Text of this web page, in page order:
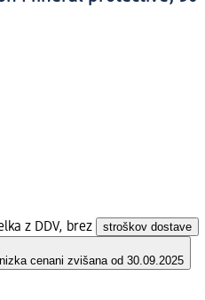
z DDV, brez stroškov dostave
cenani zvišana od 30.09.2025